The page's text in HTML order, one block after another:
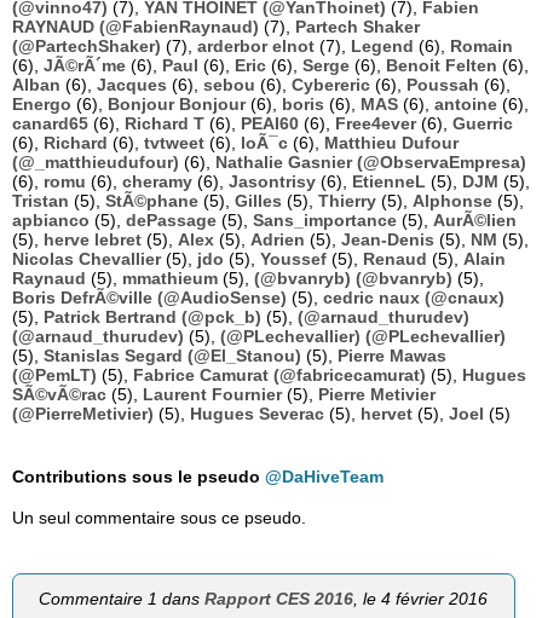
(@vinno47) (7), YAN THOINET (@YanThoinet) (7), Fabien
RAYNAUD (@FabienRaynaud) (7), Partech Shaker
(@PartechShaker) (7), arderbor elnot (7), Legend (6), Romain
(6), JÃ©rÃ´me (6), Paul (6), Eric (6), Serge (6), Benoit Felten (6),
Alban (6), Jacques (6), sebou (6), Cybereric (6), Poussah (6),
Energo (6), Bonjour Bonjour(6), boris (6), MAS (6), antoine (6),
canard65 (6), Richard T (6), PEAI60 (6), Free4ever(6), Guerric
(6), Richard (6), tvtweet (6), loÃ¯c (6), Matthieu Dufour
(@_matthieudufour) (6), Nathalie Gasnier (@ObservaEmpresa)
(6), romu (6), cheramy (6), Jasontrisy (6), EtienneL (5), DJM (5),
Tristan (5), StÃ©phane (5), Gilles (5), Thierry (5), Alphonse (5),
apbianco (5), dePassage (5), Sans_importance (5), AurÃ©lien
(5), herve lebret (5), Alex (5), Adrien (5), Jean-Denis (5), NM (5),
Nicolas Chevallier(5), jdo (5), Youssef (5), Renaud (5), Alain
Raynaud (5), mmathieum (5), (@bvanryb) (@bvanryb) (5),
Boris DefrÃ©ville (@AudioSense) (5), cedric naux (@cnaux)
(5), Patrick Bertrand (@pck_b) (5), (@arnaud_thurudev)
(@arnaud_thurudev) (5), (@PLechevallier) (@PLechevallier)
(5), Stanislas Segard (@El_Stanou) (5), Pierre Mawas
(@PemLT) (5), Fabrice Camurat (@fabricecamurat) (5), Hugues
SÃ©vÃ©rac (5), Laurent Fournier(5), Pierre Metivier
(@PierreMetivier) (5), Hugues Severac (5), hervet (5), Joel (5)
Contributions sous le pseudo @DaHiveTeam
Un seul commentaire sous ce pseudo.
Commentaire 1 dansRapport CES 2016, le 4 février 2016